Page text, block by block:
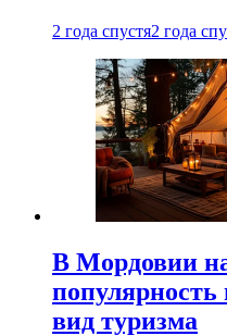
2 года спустя2 года
В Мордовии
вид туризма